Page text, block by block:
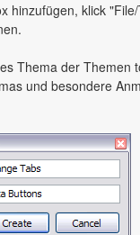
hinzufügen, klick
Thema der Themen
und besondere